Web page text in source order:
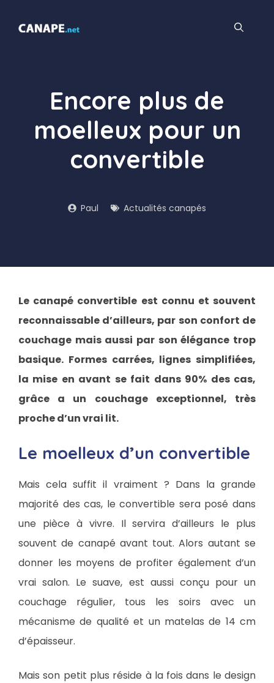
contenu
Encore plus de
moelleux pour un
convertible
Paul Actualités canapés
Le canapé convertible est connu et souvent
reconnaissable d’ailleurs, par son confort de
couchage mais aussi par son élégance trop
basique. Formes carrées, lignes simplifiées,
la mise en avant se fait dans 90% des cas,
grâce a un couchage exceptionnel, très
proche d’un vrai lit.
Le moelleux d’un convertible
Mais cela suffit il vraiment ? Dans la grande
majorité des cas, le convertible sera posé dans
une pièce à vivre. Il servira d’ailleurs le plus
souvent de canapé avant tout. Alors autant se
donner les moyens de profiter également d’un
vrai salon. Le suave, est aussi conçu pour un
couchage régulier, tous les soirs avec un
mécanisme de qualité et un matelas de 14 cm
d’épaisseur.
Mais son petit plus réside à la fois dans le design